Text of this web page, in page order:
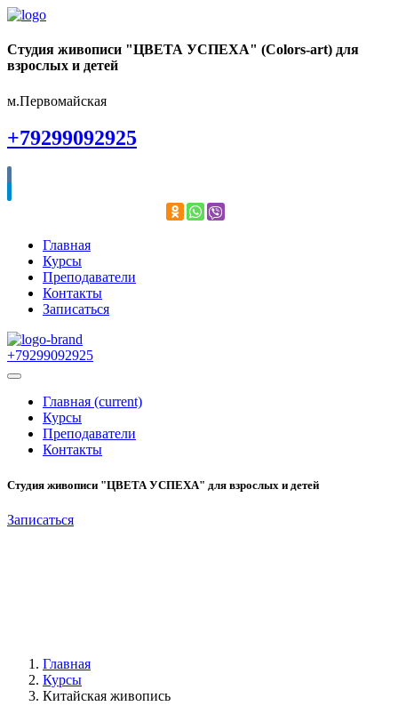
Студия живописи "ЦВЕТА УСПЕХА" (Colors-art) для
взрослых и детей
м.Первомайская
+79299092925
Главная
Курсы
Преподаватели
Контакты
Записаться
+79299092925
Главная (current)
Курсы
Преподаватели
Контакты
Студия живописи "ЦВЕТА УСПЕХА" для взрослых и детей
Записаться
Главная
Курсы
Китайская живопись